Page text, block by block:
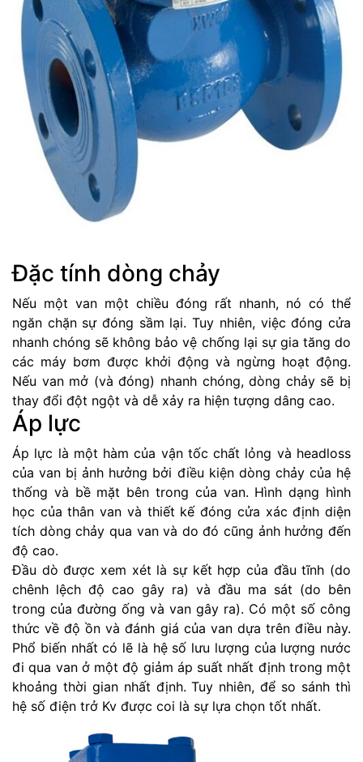
Đặc tính dòng chảy
Nếu một van một chiều đóng rất nhanh, nó có thể
ngăn chặn sự đóng sầm lại. Tuy nhiên, việc đóng cửa
nhanh chóng sẽ không bảo vệ chống lại sự gia tăng do
các máy bơm được khởi động và ngừng hoạt động.
Nếu van mở (và đóng) nhanh chóng, dòng chảy sẽ bị
thay đổi đột ngột và dễ xảy ra hiện tượng dâng cao.
Áp lực
Áp lực là một hàm của vận tốc chất lỏng và headloss
của van bị ảnh hưởng bởi điều kiện dòng chảy của hệ
thống và bề mặt bên trong của van. Hình dạng hình
học của thân van và thiết kế đóng cửa xác định diện
tích dòng chảy qua van và do đó cũng ảnh hưởng đến
độ cao.
Đầu dò được xem xét là sự kết hợp của đầu tĩnh (do
chênh lệch độ cao gây ra) và đầu ma sát (do bên
trong của đường ống và van gây ra). Có một số công
thức về độ ồn và đánh giá của van dựa trên điều này.
Phổ biến nhất có lẽ là hệ số lưu lượng của lượng nước
đi qua van ở một độ giảm áp suất nhất định trong một
khoảng thời gian nhất định. Tuy nhiên, để so sánh thì
hệ số điện trở Kv được coi là sự lựa chọn tốt nhất.